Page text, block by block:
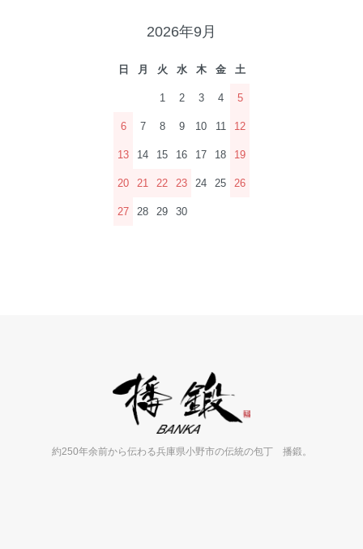
2026年9月
日 月 火 水 木 金 土
1 2 3 4 5
6 7 8 9 10 11 12
13 14 15 16 17 18 19
20 21 22 23 24 25 26
27 28 29 30
約250年余前から伝わる兵庫県小野市の伝統の包丁 播鍛。